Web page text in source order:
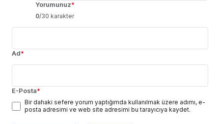
Yorumunuz*
0/30 karakter
Ad*
E-Posta*
Bir dahaki sefere yorum yaptığımda kullanılmak üzere adımı, e-
posta adresimi ve web site adresimi bu tarayıcıya kaydet.